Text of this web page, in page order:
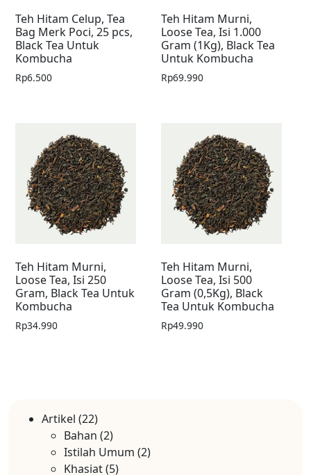
Teh Hitam Celup, Tea
Bag Merk Poci, 25 pcs,
Black Tea Untuk
Kombucha
Rp6.500
Teh Hitam Murni,
Loose Tea, Isi 1.000
Gram (1Kg), Black Tea
Untuk Kombucha
Rp69.990
Teh Hitam Murni,
Loose Tea, Isi 250
Gram, Black Tea Untuk
Kombucha
Rp34.990
Teh Hitam Murni,
Loose Tea, Isi 500
Gram (0,5Kg), Black
Tea Untuk Kombucha
Rp49.990
Artikel (22)
Bahan (2)
Istilah Umum (2)
Khasiat(5)